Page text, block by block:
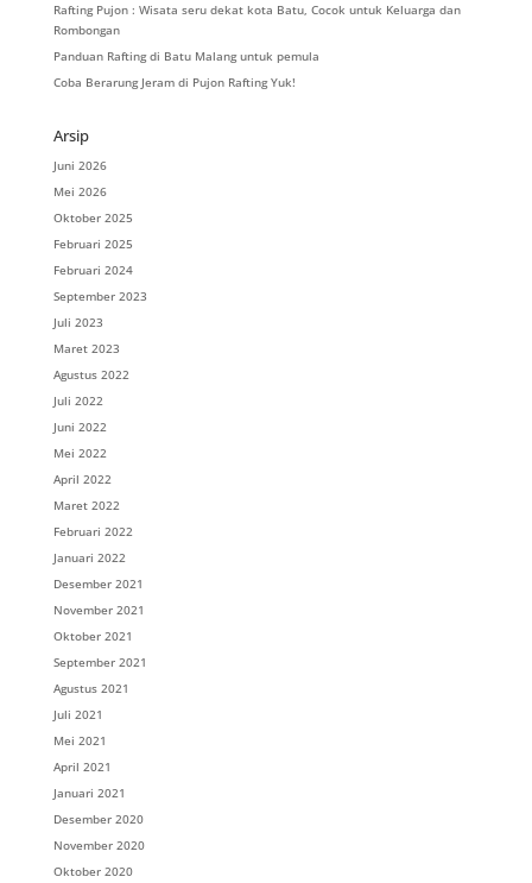
Rafting Pujon : Wisata seru dekat kota Batu, Cocok untuk Keluarga dan
Rombongan
Panduan Rafting di Batu Malang untuk pemula
Coba Berarung Jeram di Pujon Rafting Yuk!
Arsip
Juni 2026
Mei 2026
Oktober 2025
Februari 2025
Februari 2024
September 2023
Juli 2023
Maret 2023
Agustus 2022
Juli 2022
Juni 2022
Mei 2022
April 2022
Maret 2022
Februari 2022
Januari 2022
Desember 2021
November 2021
Oktober 2021
September 2021
Agustus 2021
Juli 2021
Mei 2021
April 2021
Januari 2021
Desember 2020
November 2020
Oktober 2020